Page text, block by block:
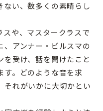
ない、数多くの素晴らし
や、マスタークラスで
、アンナー・ビルスマの
を受け、話を聞けたこと
す。どのような音を求
それがいかに大切かとい